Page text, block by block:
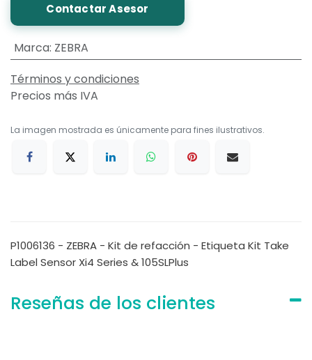
Contactar Asesor
Marca: ZEBRA
Términos y condiciones
Precios más IVA
La imagen mostrada es únicamente para fines ilustrativos.
P1006136 - ZEBRA - Kit de refacción - Etiqueta Kit Take
Label Sensor Xi4 Series & 105SLPlus
Reseñas de los clientes